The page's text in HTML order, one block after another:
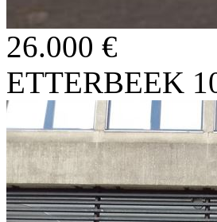
26.000 €
ETTERBEEK